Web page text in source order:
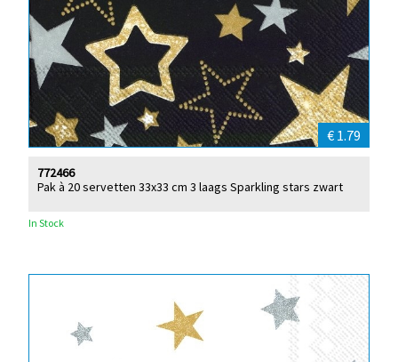
€ 1.79
Pak à 20 servetten 33x33 cm 3 laags Sparkling stars zwart
772466
In Stock